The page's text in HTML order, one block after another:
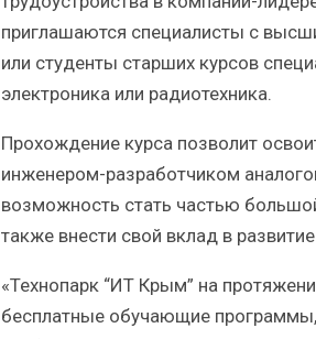
приглашаются специалисты с
или студенты старших курсов
электроника или радиотехника.
Прохождение курса позволит
инженером-разработчиком
возможность стать частью
также внести свой вклад в
«Технопарк “ИТ Крым” на
бесплатные обучающие